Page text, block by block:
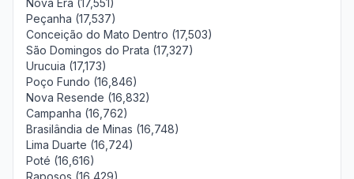
Nova Era (17,551)
Peçanha (17,537)
Conceição do Mato Dentro (17,503)
São Domingos do Prata (17,327)
Urucuia (17,173)
Poço Fundo (16,846)
Nova Resende (16,832)
Campanha (16,762)
Brasilândia de Minas (16,748)
Lima Duarte (16,724)
Poté (16,616)
Raposos (16,429)